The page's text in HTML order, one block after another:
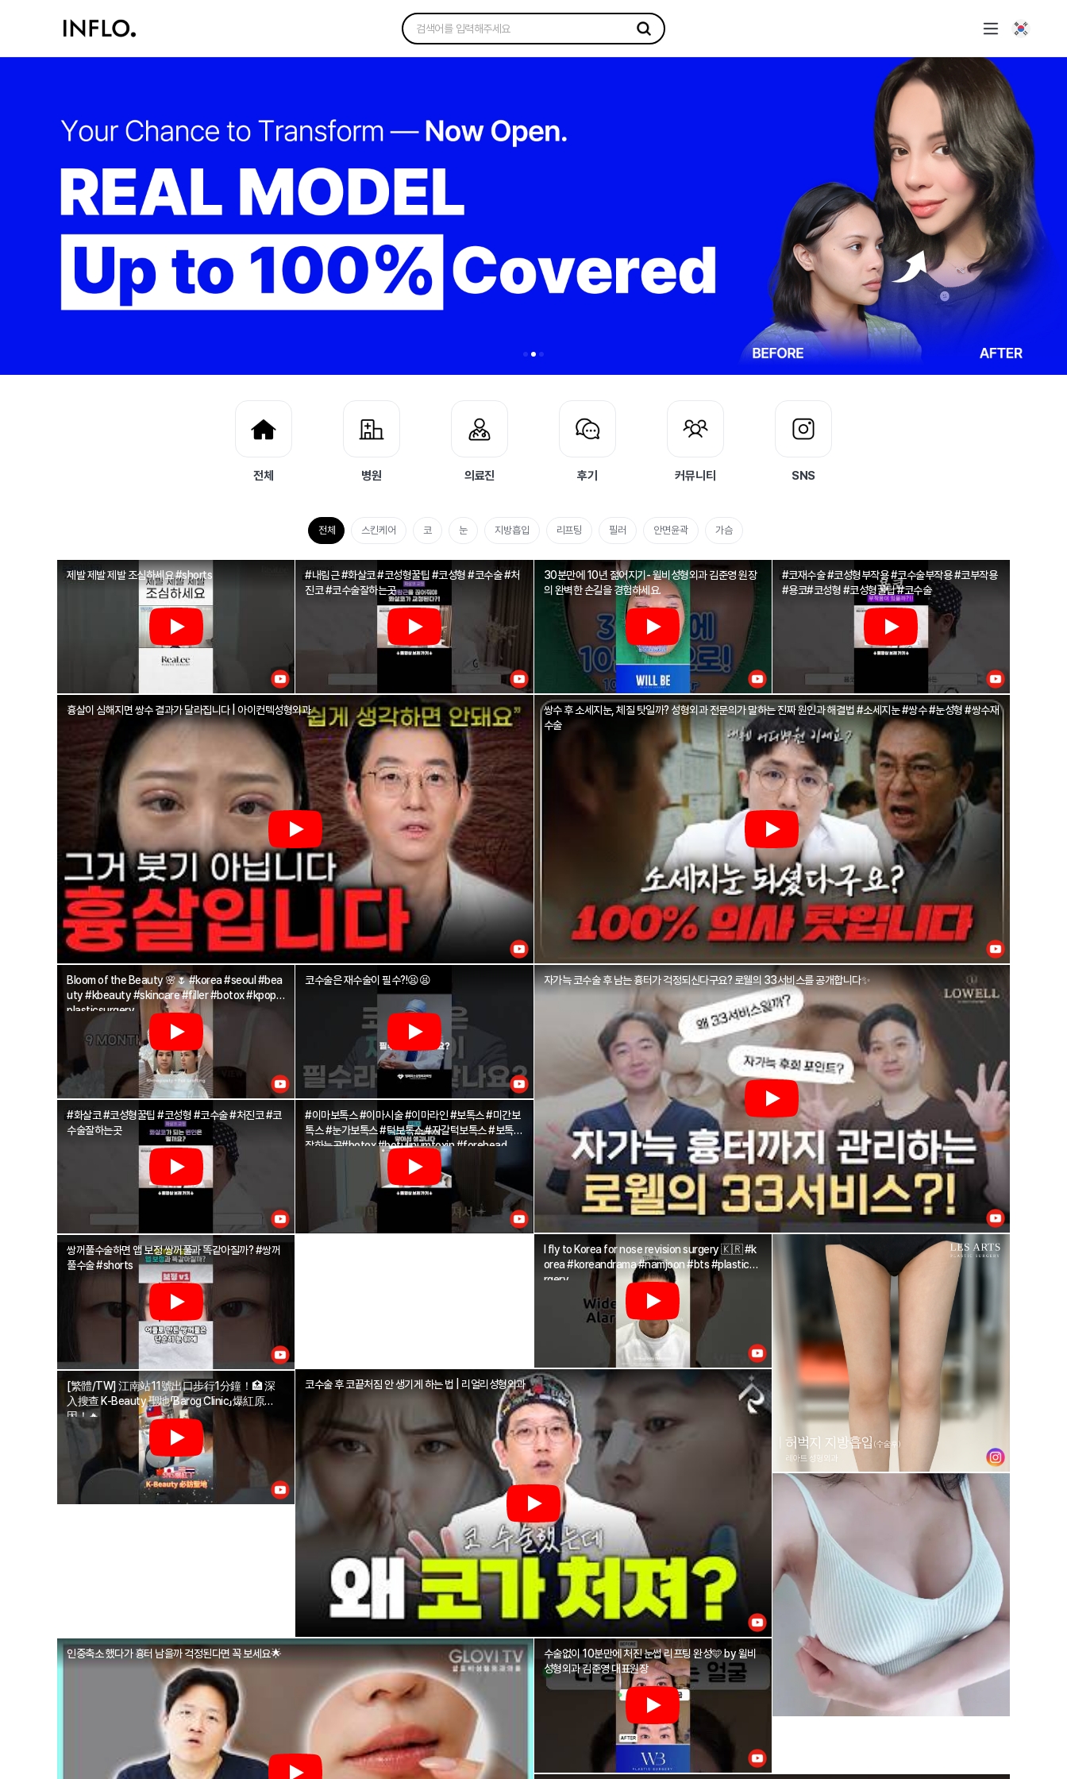
전체 병원 의료진 후기 커뮤니티 SNS
전체 스킨케어 코 눈 지방흡입 리프팅 필러 안면윤곽 가슴
제발 제발 제발 조심하세요 #shorts
#내림근 #화살코 #코성형꿀팁 #코성형 #코수술 #처
진코 #코수술잘하는곳
30분만에 10년 젊어지기- 윌비성형외과 김준영 원장
의 완벽한 손길을 경험하세요.
흉살이 심해지면 쌍수 결과가 달라집니다 | 아이컨텍성형외과
#코재수술 #코성형부작용 #코수술부작용 #코부작용
#용코#코성형 #코성형꿀팁 #코수술
쌍수 후 소세지눈, 체질 탓일까? 성형외과 전문의가 말하는 진짜 원인과 해결법 #소세지눈 #쌍수 #눈성형 #쌍수재
수술
Bloom of the Beauty 🌸🌷 #korea #seoul #bea
uty #kbeauty #skincare #filler #botox #kpop #
plasticsurgery
코수술은 재수술이 필수?!😫😫 자가늑 코수술 후 남는 흉터가 걱정되신다구요? 로웰의 33서비스를 공개합니다✨
#화살코 #코성형꿀팁 #코성형 #코수술 #처진코 #코
수술잘하는곳
#이마보톡스 #이마시술 #이마라인 #보톡스 #미간보
톡스 #눈가보톡스 #턱보톡스 #자갈턱보톡스 #보톡스
잘하는곳#botox #botulinumtoxin #forehead
I fly to Korea for nose revision surgery 🇰🇷 #k
orea #koreandrama #namjoon #bts #plasticsu
rgery
쌍꺼풀수술하면 앱 보정 쌍꺼풀과 똑같아질까? #쌍꺼
풀수술 #shorts
코수술 후 코끝처짐 안 생기게 하는 법 | 리얼리성형외과
[繁體/TW] 江南站11號出口步行1分鐘！🏥 深
入搜查 K-Beauty 聖地「Barog Clinic」爆紅原
因！🔥
인중축소 했다가 흉터 남을까 걱정된다면 꼭 보세요🌟
수술없이 10분만에 처진 눈썹 리프팅 완성🩵 by 윌비
성형외과 김준영 대표원장